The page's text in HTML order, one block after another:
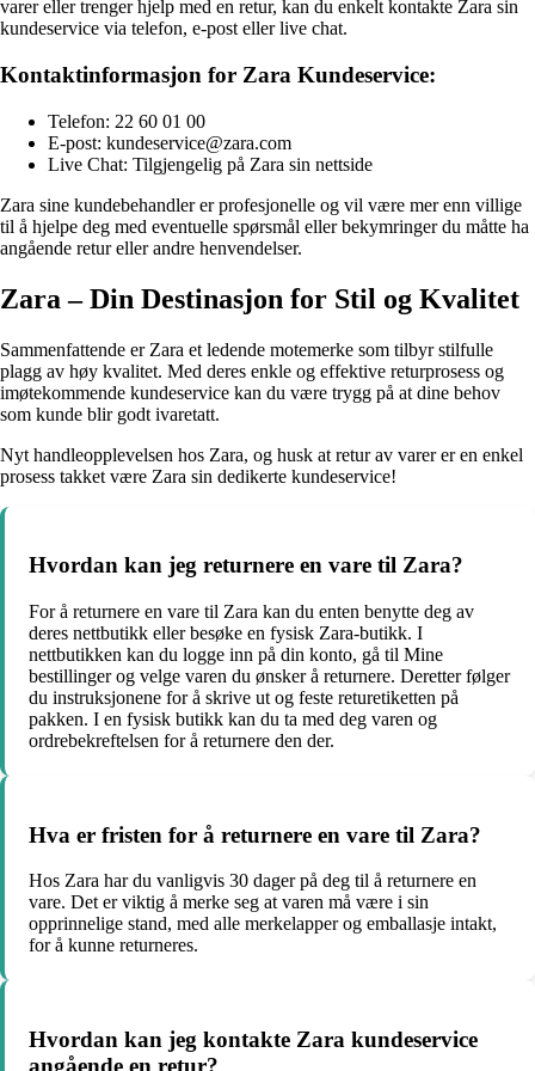
varer eller trenger hjelp med en retur, kan du enkelt kontakte Zara sin
kundeservice via telefon, e-post eller live chat.
Kontaktinformasjon for Zara Kundeservice:
Telefon: 22 60 01 00
E-post: kundeservice@zara.com
Live Chat: Tilgjengelig på Zara sin nettside
Zara sine kundebehandler er profesjonelle og vil være mer enn villige
til å hjelpe deg med eventuelle spørsmål eller bekymringer du måtte ha
angående retur eller andre henvendelser.
Zara – Din Destinasjon for Stil og Kvalitet
Sammenfattende er Zara et ledende motemerke som tilbyr stilfulle
plagg av høy kvalitet. Med deres enkle og effektive returprosess og
imøtekommende kundeservice kan du være trygg på at dine behov
som kunde blir godt ivaretatt.
Nyt handleopplevelsen hos Zara, og husk at retur av varer er en enkel
prosess takket være Zara sin dedikerte kundeservice!
Hvordan kan jeg returnere en vare til Zara?
For å returnere en vare til Zara kan du enten benytte deg av
deres nettbutikk eller besøke en fysisk Zara-butikk. I
nettbutikken kan du logge inn på din konto, gå til Mine
bestillinger og velge varen du ønsker å returnere. Deretter følger
du instruksjonene for å skrive ut og feste returetiketten på
pakken. I en fysisk butikk kan du ta med deg varen og
ordrebekreftelsen for å returnere den der.
Hva er fristen for å returnere en vare til Zara?
Hos Zara har du vanligvis 30 dager på deg til å returnere en
vare. Det er viktig å merke seg at varen må være i sin
opprinnelige stand, med alle merkelapper og emballasje intakt,
for å kunne returneres.
Hvordan kan jeg kontakte Zara kundeservice
angående en retur?